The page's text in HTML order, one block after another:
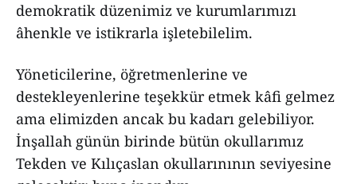
demokratik düzenimiz ve kurumlarımızı
âhenkle ve istikrarla işletebilelim.
Yöneticilerine, öğretmenlerine ve
destekleyenlerine teşekkür etmek kâfi gelmez
ama elimizden ancak bu kadarı gelebiliyor.
İnşallah günün birinde bütün okullarımız
Tekden ve Kılıçaslan okullarınının seviyesine